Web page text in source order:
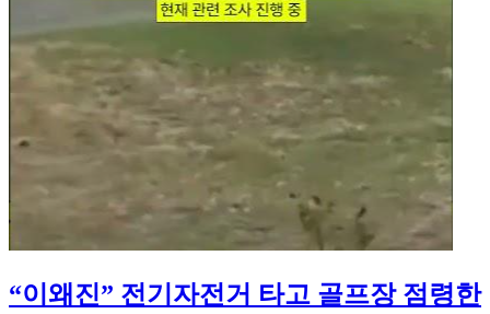
“이왜진” 전기자전거 타고 골프장 점령한